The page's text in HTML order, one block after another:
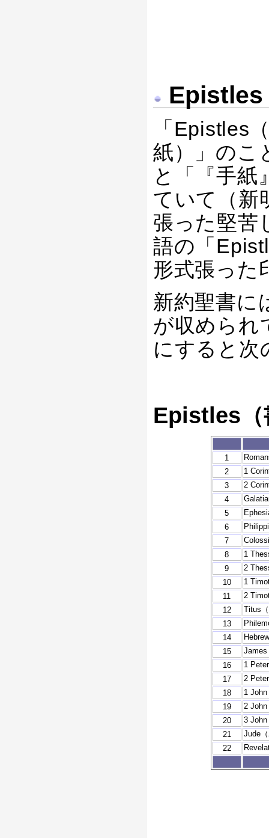
Epistles
「Epistles
紙）」のこ
と「『手紙
ていて（新
張った堅苦
語の「
形式張った
新約聖書に
が収められ
にすると次
Epistles（
1
2
1
3
2
4
5
6
7
8
1
9
2
10
1
11
2
12
Titus
13
14
15
James
16
1
17
2
18
1
19
2 John
20
3 John
21
Jude
22